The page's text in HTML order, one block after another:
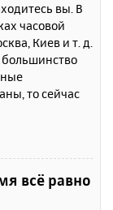
вы. В
часовой
Киев и т. д.
большинство
то сейчас
всё равно